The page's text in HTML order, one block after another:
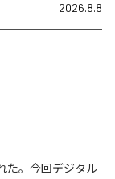
2026.8.8
た。今回デジタル